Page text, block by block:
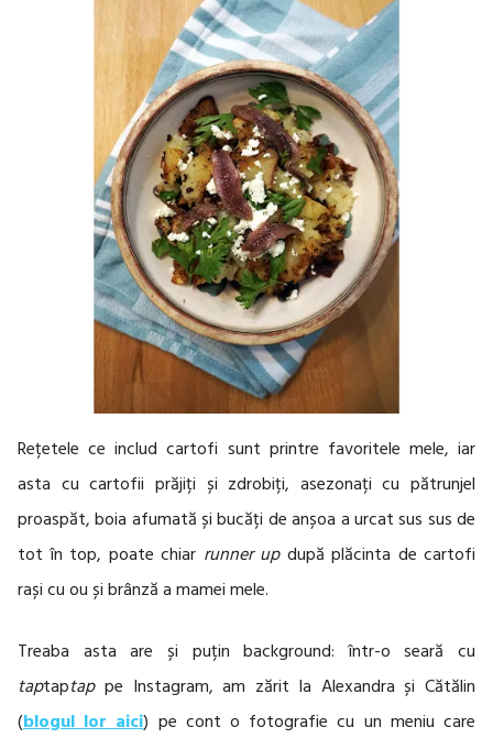
Rețetele ce includ cartofi sunt printre favoritele mele, iar
asta cu cartofii prăjiți și zdrobiți, asezonați cu pătrunjel
proaspăt, boia afumată și bucăți de anșoa a urcat sus sus de
tot în top, poate chiar runner updupă plăcinta de cartofi
rași cu ou și brânză a mamei mele.
Treaba asta are și puțin background: într-o seară cu
taptaptappe Instagram, am zărit la Alexandra și Cătălin
(blogul lor aici) pe cont o fotografie cu un meniu care